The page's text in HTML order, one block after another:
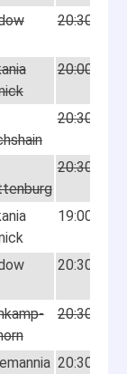
20:30
20:00
20:30
20:30
19:00
20:30
20:30
20:30